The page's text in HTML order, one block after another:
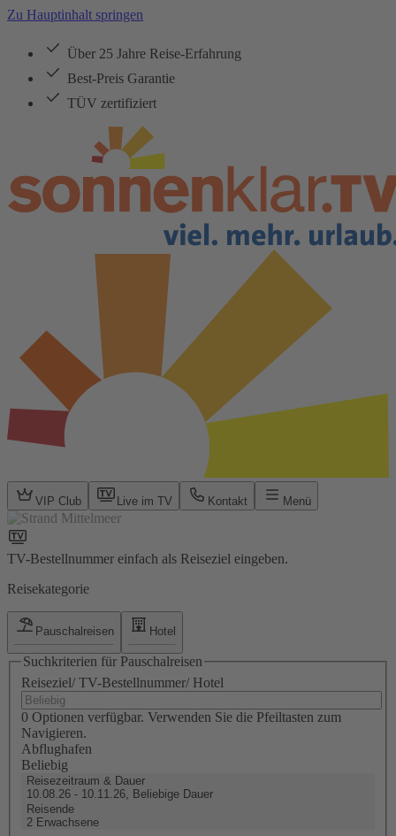
Zu Hauptinhalt springen
Über 25 Jahre Reise-Erfahrung
Best-Preis Garantie
TÜV zertifiziert
VIP Club Live im TV Kontakt Menü
TV-Bestellnummer einfach als Reiseziel eingeben.
Reisekategorie
Pauschalreisen Hotel
Suchkriterien für Pauschalreisen
Reiseziel/ TV-Bestellnummer/ Hotel
0 Optionen verfügbar. Verwenden Sie die Pfeiltasten zum
Navigieren.
Abflughafen
Beliebig
Reisezeitraum & Dauer
10.08.26 - 10.11.26, Beliebige Dauer
Reisende
2 Erwachsene